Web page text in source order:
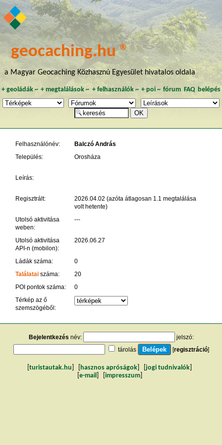
geocaching.hu ®
a Magyar Geocaching Közhasznú Egyesület hivatalos oldala
+ geoládák~ +megtalálások ~ + felhasználók~ + poi~ fórum FAQ belépés
Felhasználónév:
Balczó András
Település:
Orosháza
Leírás:
Regisztrált:
2026.04.02 (azóta átlagosan 1.1 megtalálása
volt hetente)
Utolsó aktivitása
weben:
---
Utolsó aktivitása
API-n (mobilon):
2026.06.27
Ládák száma:
0
Találataiszáma:
20
POI pontok száma:
0
Térkép az ő
szemszögéből:
Bejelentkezés név:
jelszó:
tárolás
[regisztráció]
turistautak.hu hasznos apróságok jogi tudnivalók
e-mail impresszum]